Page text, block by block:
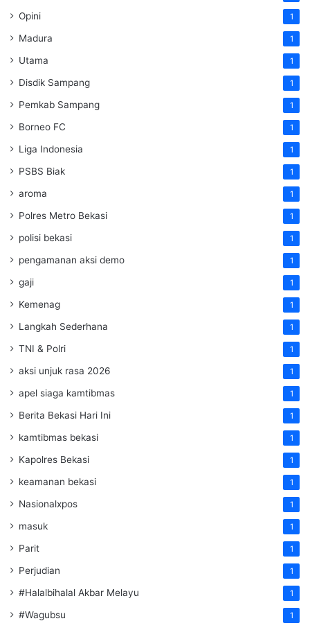
Opini 1
Madura 1
Utama 1
Disdik Sampang 1
Pemkab Sampang 1
Borneo FC 1
Liga Indonesia 1
PSBS Biak 1
aroma 1
Polres Metro Bekasi 1
polisi bekasi 1
pengamanan aksi demo 1
gaji 1
Kemenag 1
Langkah Sederhana 1
TNI & Polri 1
aksi unjuk rasa 2026 1
apel siaga kamtibmas 1
Berita Bekasi Hari Ini 1
kamtibmas bekasi 1
Kapolres Bekasi 1
keamanan bekasi 1
Nasionalxpos 1
masuk 1
Parit 1
Perjudian 1
#Halalbihalal Akbar Melayu 1
#Wagubsu 1